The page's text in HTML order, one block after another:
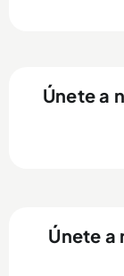
Únete a
Únete a